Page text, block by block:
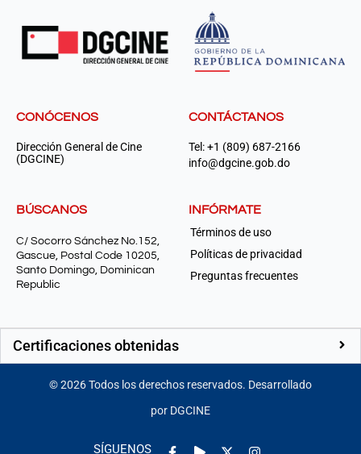
CONÓCENOS
Dirección General de Cine
(DGCINE)
CONTÁCTANOS
Tel: +1 (809) 687-2166
info@dgcine.gob.do
BÚSCANOS
C/ Socorro Sánchez No.152,
Gascue, Postal Code 10205,
Santo Domingo, Dominican
Republic
INFÓRMATE
Términos de uso
Políticas de privacidad
Preguntas frecuentes
Certificaciones obtenidas
©2026Todos los derechos reservados. Desarrollado
por DGCINE
SÍGUENOS
Facebook-
Play Instagram